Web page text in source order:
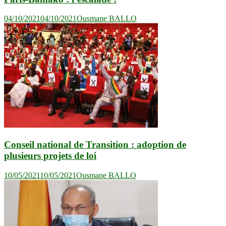
04/10/202104/10/2021Ousmane BALLO
Conseil national de Transition : adoption de
plusieurs projets de loi
10/05/202110/05/2021Ousmane BALLO